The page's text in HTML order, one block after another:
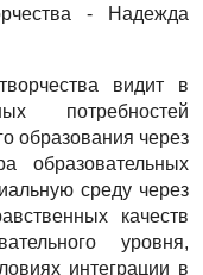
- Надежда
видит в
потребностей
образования через
образовательных
среду через
качеств
уровня,
интеграции в